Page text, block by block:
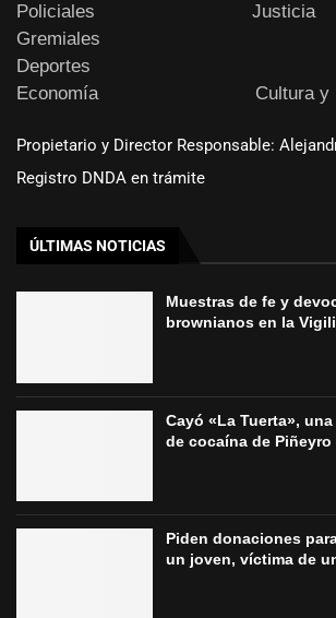
Policiales
Justicia
Gremiales
Deportes
Economía
Cultura y
Propietario y Director Responsable:
Registro DNDA en trámite
ÚLTIMAS NOTICIAS
Muestras de fe y
brownianos en la
Cayó «La Tuerta»,
de cocaína de Piñeyro
Piden donaciones
un joven, víctima de